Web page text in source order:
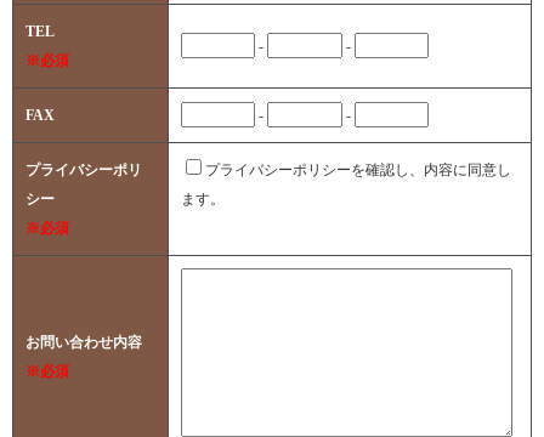
TEL
※必須
- -
FAX - -
プライバシーポリ
シー
※必須
プライバシーポリシーを確認し、内容に同意し
ます。
お問い合わせ内容
※必須